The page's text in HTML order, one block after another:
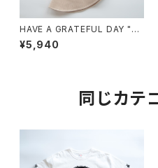
HAVE A GRATEFUL DAY "C
ORDUROY HAT"
¥5,940
同じカテ